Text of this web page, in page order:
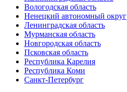
Вологодская область
Ненецкий автономный округ
Ленинградская область
Мурманская область
Новгородская область
Псковская область
Республика Карелия
Республика Коми
Санкт-Петербург